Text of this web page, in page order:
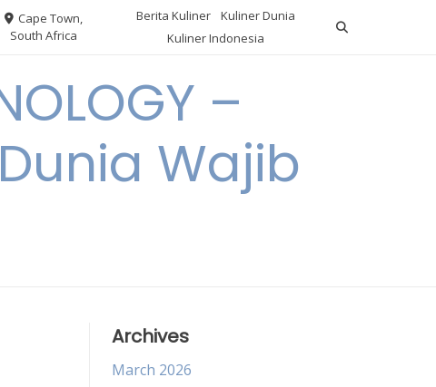
Cape Town,
South Africa
Berita Kuliner
Kuliner Dunia
Kuliner Indonesia
–
Wajib
Archives
March 2026